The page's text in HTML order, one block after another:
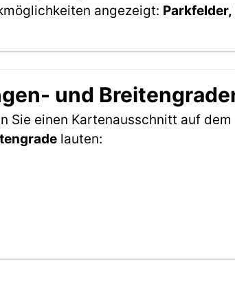
angezeigt:
und
Sie einen Kartenausschnitt auf
lauten: